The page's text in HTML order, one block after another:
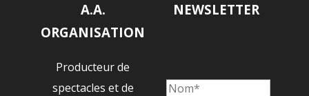
A.A.
ORGANISATION
Producteur de
spectacles et de
NEWSLETTER